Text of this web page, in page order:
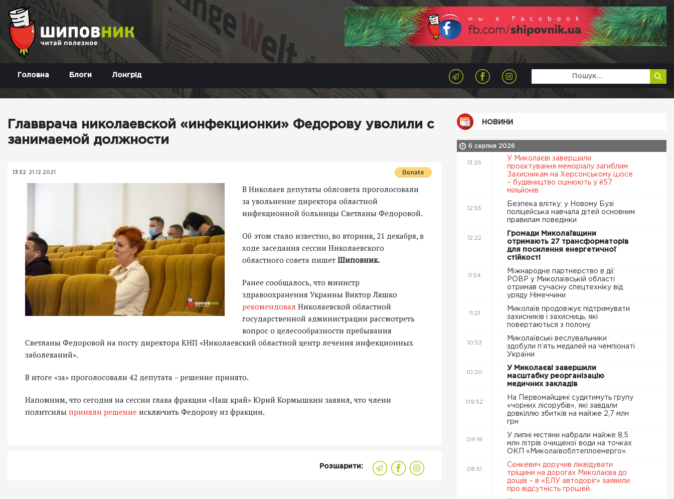
Головна Блоги Лонгрід
Главврача николаевской «инфекционки» Федорову уволили с
занимаемой должности
13:52 21.12.2021
В Николаев депутаты облсовета проголосовали
за увольнение директора областной
инфекционной больницы Светланы Федоровой.
Об этом стало известно, во вторник, 21 декабря, в
ходе заседания сессии Николаевского
областного совета пишет Шиповник.
Ранее сообщалось, что министр
здравоохранения Украины Виктор Ляшко
рекомендовал Николаевской областной
государственной администрации рассмотреть
вопрос о целесообразности пребывания
Светланы Федоровой на посту директора КНП «Николаевский областной центр лечения инфекционных
заболеваний».
В итоге «за» проголосовали 42 депутата – решение принято.
Напомним, что сегодня на сессии глава фракции «Наш край» Юрий Кормышкин заявил, что члени
политсилы приняли решение исключить Федорову из фракции.
Розшарити:
НОВИНИ
6 серпня 2026
13:26
У Миколаєві завершили
проєктування меморіалу загиблим
Захисникам на Херсонському шосе
– будівництво оцінюють у ₴57
мільйонів
12:55
Безпека влітку: у Новому Бузі
поліцейська навчала дітей основним
правилам поведінки
12:22
Громади Миколаївщини
отримають 27 трансформаторів
для посилення енергетичної
стійкості
11:54
Міжнародне партнерство в дії:
РОВР у Миколаївській області
отримав сучасну спецтехніку від
уряду Німеччини
11:21
Миколаїв продовжує підтримувати
захисників і захисниць, які
повертаються з полону
10:53
Миколаївські веслувальники
здобули п’ять медалей на чемпіонаті
України
10:20
У Миколаєві завершили
масштабну реорганізацію
медичних закладів
09:52
На Первомайщині судитимуть групу
«чорних лісорубів», які завдали
довкіллю збитків на майже 2,7 млн
грн
09:19
У липні містяни набрали майже 8,5
млн літрів очищеної води на точках
ОКП «Миколаївоблтеплоенерго».
08:51
Сєнкевич доручив ліквідувати
тріщини на дорогах Миколаєва до
дощів – в «ЕЛУ автодоріг» заявили
про відсутність грошей